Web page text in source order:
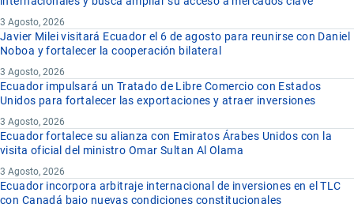
3 Agosto, 2026
Javier Milei visitará Ecuador el 6 de agosto para reunirse con Daniel
Noboa y fortalecer la cooperación bilateral
3 Agosto, 2026
Ecuador impulsará un Tratado de Libre Comercio con Estados
Unidos para fortalecer las exportaciones y atraer inversiones
3 Agosto, 2026
Ecuador fortalece su alianza con Emiratos Árabes Unidos con la
visita oficial del ministro Omar Sultan Al Olama
3 Agosto, 2026
Ecuador incorpora arbitraje internacional de inversiones en el TLC
con Canadá bajo nuevas condiciones constitucionales